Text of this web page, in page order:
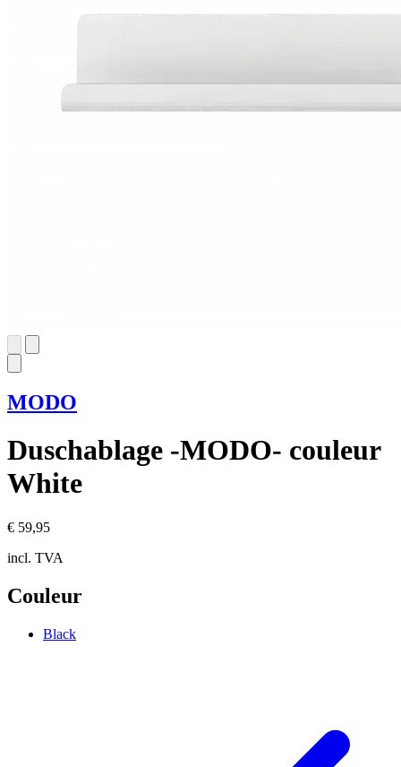
MODO
Duschablage -MODO- couleur
White
€ 59,95
incl. TVA
Couleur
Black